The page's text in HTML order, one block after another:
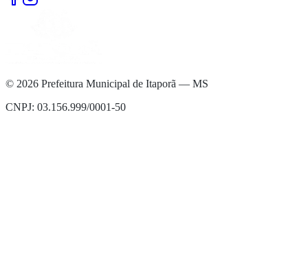
© 2026 Prefeitura Municipal de Itaporã — MS
CNPJ: 03.156.999/0001-50